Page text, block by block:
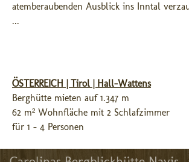
atemberaubenden Ausblick ins Inntal
...
ÖSTERREICH | Tirol | Hall-Wattens
Berghütte mieten auf 1.347 m
62 m² Wohnfläche mit 2 Schlafzimmer
für 1 - 4 Personen